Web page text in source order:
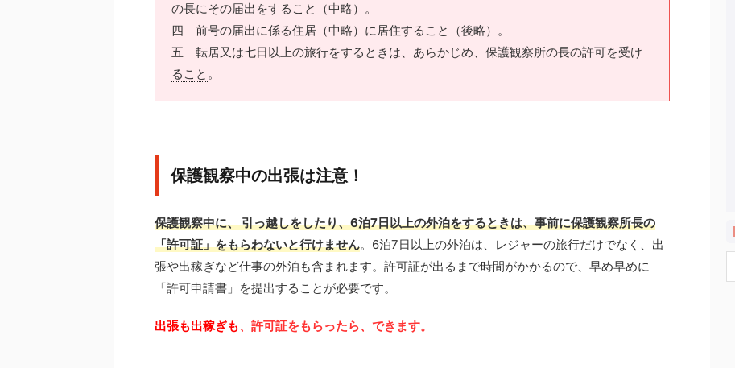
の長にその届出をすること（中略）。
四 前号の届出に係る住居（中略）に居住すること（後略）。
五 転居又は七日以上の旅行をするときは、あらかじめ、保護観察所の長の許可を受け
ること 。
保護観察中の出張は注意！
保護観察中に、 引っ越しをしたり、6泊7日以上の外泊をするときは、事前に保護観察所長の
「許可証」をもらわないと行けません。6泊7日以上の外泊は、レジャーの旅行だけでなく、出
張や出稼ぎなど仕事の外泊も含まれます。許可証が出るまで時間がかかるので、早め早めに
「許可申請書」を提出することが必要です。
出張も出稼ぎも、許可証をもらったら、できます。